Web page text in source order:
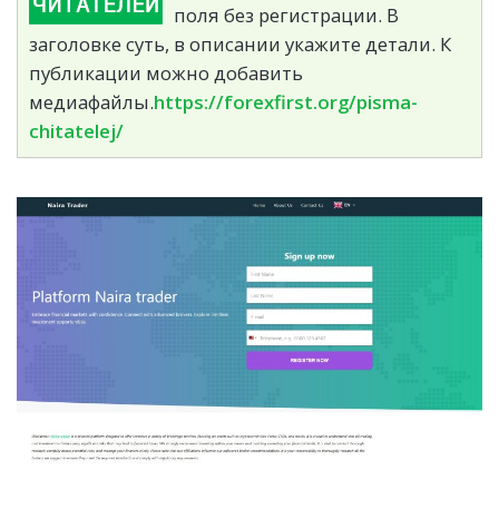
поля без регистрации. В
заголовке суть, в описании укажите детали. К
публикации можно добавить
медиафайлы.https://forexfirst.org/pisma-
chitatelej/